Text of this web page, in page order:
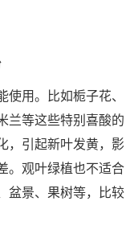
用。比如栀子花、
兰等这些特别喜酸的
，引起新叶发黄，影
。观叶绿植也不适合
盆景、果树等，比较